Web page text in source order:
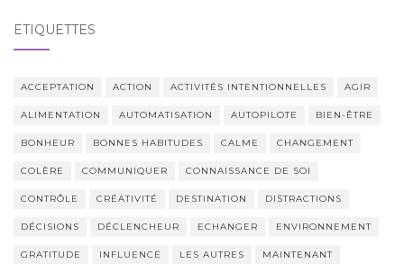
ÉTIQUETTES
ACCEPTATION ACTION ACTIVITÉS INTENTIONNELLES AGIR
ALIMENTATION AUTOMATISATION AUTOPILOTE BIEN-ÊTRE
BONHEUR BONNES HABITUDES CALME CHANGEMENT
COLÈRE COMMUNIQUER CONNAISSANCE DE SOI
CONTRÔLE CRÉATIVITÉ DESTINATION DISTRACTIONS
DÉCISIONS DÉCLENCHEUR ECHANGER ENVIRONNEMENT
GRATITUDE INFLUENCE LES AUTRES MAINTENANT